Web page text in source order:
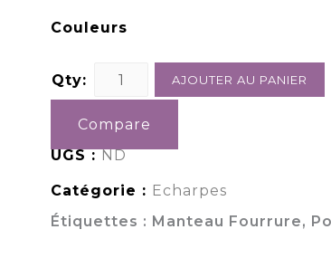
Couleurs
Qty: AJOUTER AU PANIER
Compare
UGS :ND
Catégorie : Echarpes
Étiquettes : Manteau Fourrure,